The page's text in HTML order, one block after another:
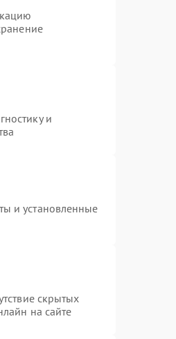
и
и установленные
скрытых
на сайте